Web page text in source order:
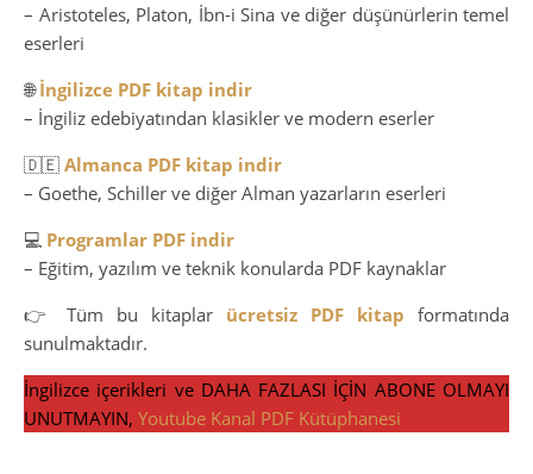
– Aristoteles, Platon, İbn-i Sina ve diğer düşünürlerin temel
eserleri
🌐İngilizce PDF kitap indir
– İngiliz edebiyatından klasikler ve modern eserler
🇩🇪 Almanca PDF kitap indir
– Goethe, Schiller ve diğer Alman yazarların eserleri
💻 Programlar PDF indir
– Eğitim, yazılım ve teknik konularda PDF kaynaklar
👉 Tüm bu kitaplar ücretsiz PDF kitap formatında
sunulmaktadır.
İngilizce içerikleri ve DAHA FAZLASI İÇİN ABONE OLMAYI
UNUTMAYIN, Youtube Kanal PDF Kütüphanesi